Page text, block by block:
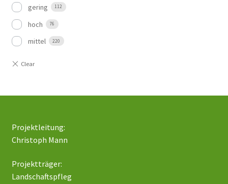
gering 112
hoch 76
mittel 220
Projektleitung:
Christoph Mann
Projektträger:
Landschaftspfleg